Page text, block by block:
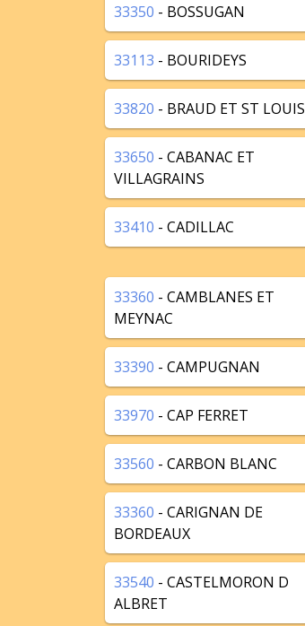
33350 - BOSSUGAN
33113 - BOURIDEYS
33820 - BRAUD ET ST LOUIS
33650 - CABANAC ET
VILLAGRAINS
33410 - CADILLAC
33360 - CAMBLANES ET
MEYNAC
33390 - CAMPUGNAN
33970 - CAP FERRET
33560 - CARBON BLANC
33360 - CARIGNAN DE
BORDEAUX
33540 - CASTELMORON D
ALBRET